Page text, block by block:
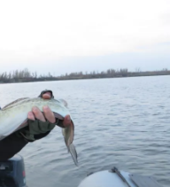
щучек 3 и 4 кг. В
домой.
на двоих стало
окунище.
и всем желаю!